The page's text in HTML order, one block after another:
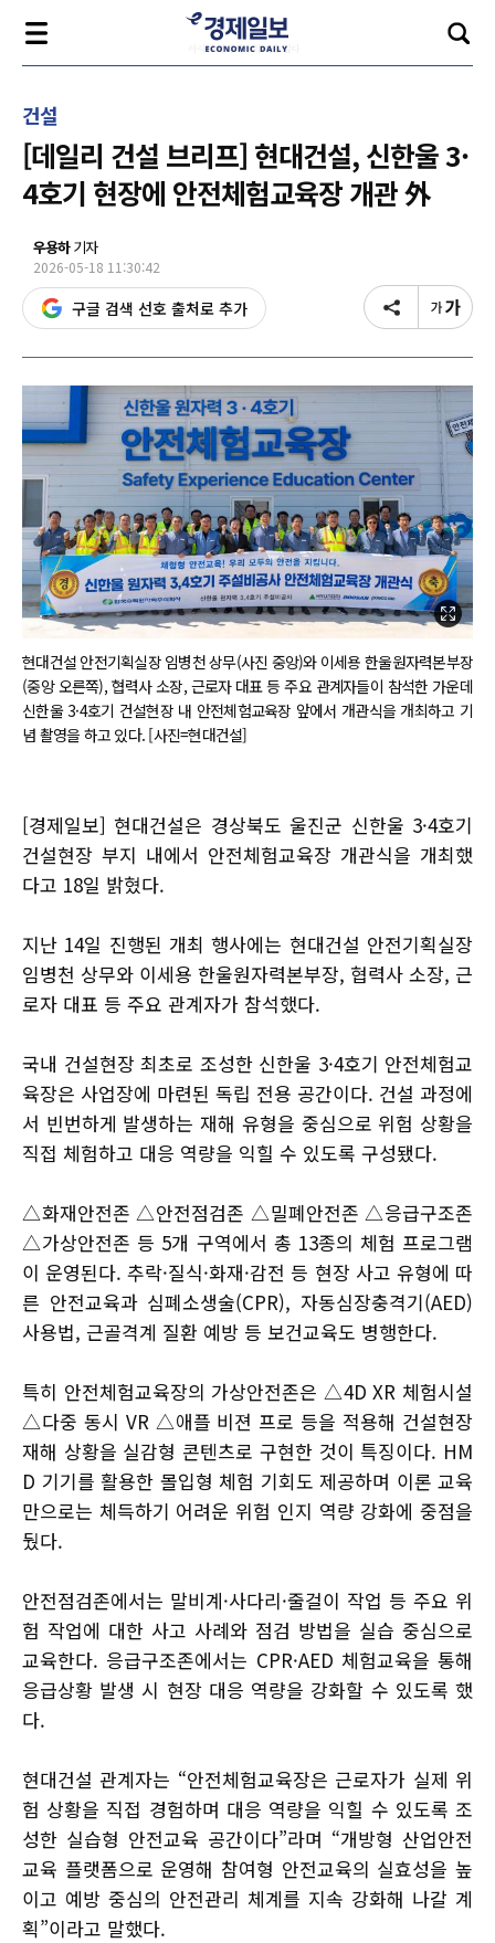
건설
[데일리 건설 브리프] 현대건설, 신한울 3·
4호기 현장에 안전체험교육장 개관 外
우용하기자
2026-05-18 11:30:42
구글 검색 선호 출처로 추가
현대건설 안전기획실장 임병천 상무(사진 중앙)와 이세용 한울원자력본부장
(중앙 오른쪽), 협력사 소장, 근로자 대표 등 주요 관계자들이 참석한 가운데
신한울 3·4호기 건설현장 내 안전체험교육장 앞에서 개관식을 개최하고 기
념 촬영을 하고 있다. [사진=현대건설]
[경제일보] 현대건설은 경상북도 울진군 신한울 3·4호기
건설현장 부지 내에서 안전체험교육장 개관식을 개최했
다고 18일 밝혔다.
지난 14일 진행된 개최 행사에는 현대건설 안전기획실장
임병천 상무와 이세용 한울원자력본부장, 협력사 소장, 근
로자 대표 등 주요 관계자가 참석했다.
국내 건설현장 최초로 조성한 신한울 3·4호기 안전체험교
육장은 사업장에 마련된 독립 전용 공간이다. 건설 과정에
서 빈번하게 발생하는 재해 유형을 중심으로 위험 상황을
직접 체험하고 대응 역량을 익힐 수 있도록 구성됐다.
△화재안전존 △안전점검존 △밀폐안전존 △응급구조존
△가상안전존 등 5개 구역에서 총 13종의 체험 프로그램
이 운영된다. 추락·질식·화재·감전 등 현장 사고 유형에 따
른 안전교육과 심폐소생술(CPR), 자동심장충격기(AED)
사용법, 근골격계 질환 예방 등 보건교육도 병행한다.
특히 안전체험교육장의 가상안전존은 △4D XR 체험시설
△다중 동시 VR △애플 비젼 프로 등을 적용해 건설현장
재해 상황을 실감형 콘텐츠로 구현한 것이 특징이다. HM
D 기기를 활용한 몰입형 체험 기회도 제공하며 이론 교육
만으로는 체득하기 어려운 위험 인지 역량 강화에 중점을
뒀다.
안전점검존에서는 말비계·사다리·줄걸이 작업 등 주요 위
험 작업에 대한 사고 사례와 점검 방법을 실습 중심으로
교육한다. 응급구조존에서는 CPR·AED 체험교육을 통해
응급상황 발생 시 현장 대응 역량을 강화할 수 있도록 했
다.
현대건설 관계자는 “안전체험교육장은 근로자가 실제 위
험 상황을 직접 경험하며 대응 역량을 익힐 수 있도록 조
성한 실습형 안전교육 공간이다”라며 “개방형 산업안전
교육 플랫폼으로 운영해 참여형 안전교육의 실효성을 높
이고 예방 중심의 안전관리 체계를 지속 강화해 나갈 계
획”이라고 말했다.